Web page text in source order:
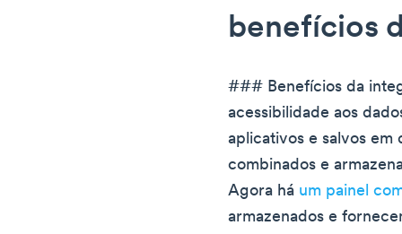
benefícios
### Benefícios da
acessibilidade aos
aplicativos e salvos em
combinados e
Agora há um painel
armazenados e